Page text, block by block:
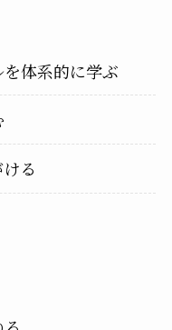
体系的に学ぶ
る